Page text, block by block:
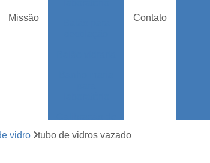
Missão Contato
vidro tubo de vidros vazado